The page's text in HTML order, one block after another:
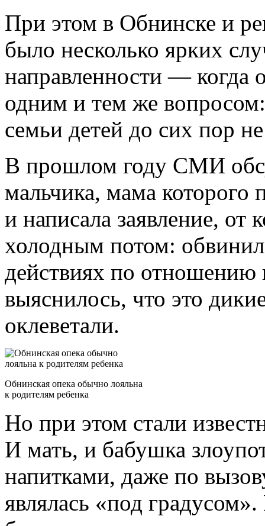
При этом в Обнинске и
было несколько ярких
направленности — когда
одним и тем же
семьи детей до сих пор
В прошлом году СМИ
мальчика, мама которого
и написала заявление, от
холодным потом:
действиях по отношению
выяснилось, что это
оклеветали.
Обнинская опека обычно лояльна
к родителям ребенка
Но при этом стали
И мать, и бабушка
напитками, даже по
являлась «под